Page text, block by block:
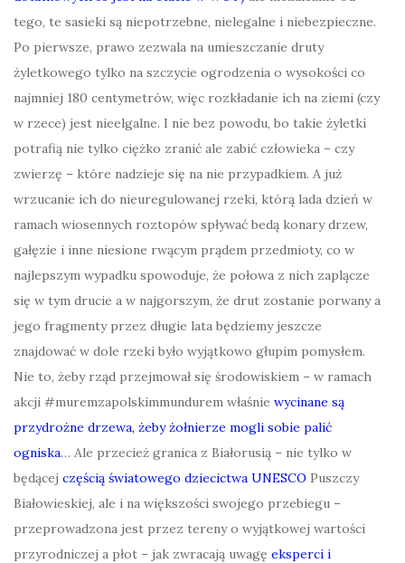
tego, te sasieki są niepotrzebne, nielegalne i niebezpieczne.
Po pierwsze, prawo zezwala na umieszczanie druty
żyletkowego tylko na szczycie ogrodzenia o wysokości co
najmniej 180 centymetrów, więc rozkładanie ich na ziemi (czy
w rzece) jest nieelgalne. I nie bez powodu, bo takie żyletki
potrafią nie tylko ciężko zranić ale zabić człowieka – czy
zwierzę – które nadzieje się na nie przypadkiem. A już
wrzucanie ich do nieuregulowanej rzeki, którą lada dzień w
ramach wiosennych roztopów spływać bedą konary drzew,
gałęzie i inne niesione rwącym prądem przedmioty, co w
najlepszym wypadku spowoduje, że połowa z nich zaplącze
się w tym drucie a w najgorszym, że drut zostanie porwany a
jego fragmenty przez długie lata będziemy jeszcze
znajdować w dole rzeki było wyjątkowo głupim pomysłem.
Nie to, żeby rząd przejmował się środowiskiem – w ramach
akcji #muremzapolskimmundurem właśnie wycinane są
przydrożne drzewa, żeby żołnierze mogli sobie palić
ogniska… Ale przecież granica z Białorusią – nie tylko w
będącej częścią światowego dziecictwa UNESCO Puszczy
Białowieskiej, ale i na większości swojego przebiegu –
przeprowadzona jest przez tereny o wyjątkowej wartości
przyrodniczej a płot – jak zwracają uwagę eksperci i